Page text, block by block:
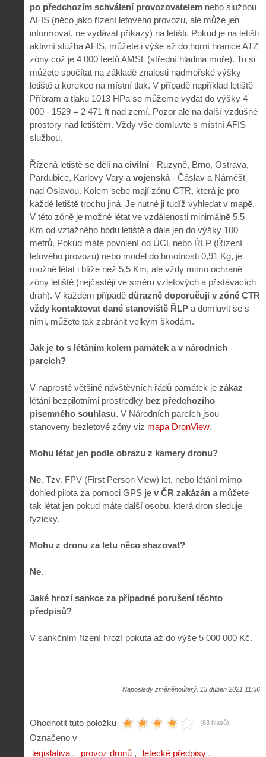
po předchozím schválení provozovatelem nebo službou
AFIS (něco jako řízení letového provozu, ale může jen
informovat, ne vydávat příkazy) na letišti. Pokud je na letišti
aktivní služba AFIS, můžete i výše až do horní hranice ATZ
zóny což je 4 000 feetů AMSL (střední hladina moře). Tu si
můžete spočítat na základě znalosti nadmořské výšky
letiště a korekce na místní tlak. V případě například letiště
Příbram a tlaku 1013 HPa se můžeme vydat do výšky 4
000 - 1529 = 2 471 ft nad zemí. Pozor ale na další vzdušné
prostory nad letištěm. Vždy vše domluvte s místní AFIS
službou.
Řízená letiště se dělí na civilní- Ruzyně, Brno, Ostrava,
Pardubice, Karlovy Vary a vojenská - Čáslav a Náměšť
nad Oslavou. Kolem sebe mají zónu CTR, která je pro
každé letiště trochu jiná. Je nutné ji tudíž vyhledat v mapě.
V této zóně je možné létat ve vzdálenosti minimálně 5,5
Km od vztažného bodu letiště a dále jen do výšky 100
metrů. Pokud máte povolení od ÚCL nebo ŘLP (Řízení
letového provozu) nebo model do hmotnosti 0,91 Kg, je
možné létat i blíže než 5,5 Km, ale vždy mimo ochrané
zóny letiště (nejčastěji ve směru vzletových a přistávacích
drah). V každém případě důrazně doporučuji v zóně CTR
vždy kontaktovat dané stanoviště ŘLP a domluvit se s
nimi, můžete tak zabránit velkým škodám.
Jak je to s létáním kolem památek a v národních
parcích?
V naprosté většině návštěvních řádů památek je zákaz
létání bezpilotními prostředky bez předchozího
písemného souhlasu. V Národních parcích jsou
stanoveny bezletové zóny viz mapa DronView.
Mohu létat jen podle obrazu z kamery dronu?
Ne. Tzv. FPV (First Person View) let, nebo létání mimo
dohled pilota za pomoci GPS je v ČR zakázán a můžete
tak létat jen pokud máte další osobu, která dron sleduje
fyzicky.
Mohu z dronu za letu něco shazovat?
Ne.
Jaké hrozí sankce za případné porušení těchto
předpisů?
V sankčním řízení hrozí pokuta až do výše 5 000 000 Kč.
Naposledy změněnoúterý, 13 duben 2021 11:56
Ohodnotit tuto položku (83 hlasů)
Označeno v
legislativa
provoz dronů letecké předpisy